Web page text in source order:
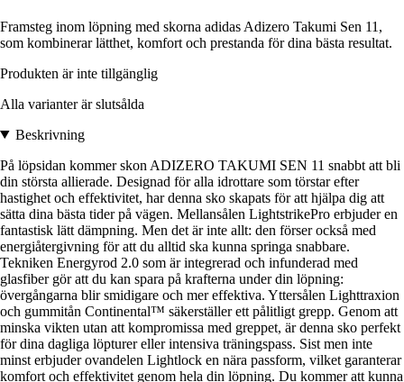
Framsteg inom löpning med skorna adidas Adizero Takumi Sen 11,
som kombinerar lätthet, komfort och prestanda för dina bästa resultat.
Produkten är inte tillgänglig
Alla varianter är slutsålda
Beskrivning
På löpsidan kommer skon ADIZERO TAKUMI SEN 11 snabbt att bli
din största allierade. Designad för alla idrottare som törstar efter
hastighet och effektivitet, har denna sko skapats för att hjälpa dig att
sätta dina bästa tider på vägen. Mellansålen LightstrikePro erbjuder en
fantastisk lätt dämpning. Men det är inte allt: den förser också med
energiåtergivning för att du alltid ska kunna springa snabbare.
Tekniken Energyrod 2.0 som är integrerad och infunderad med
glasfiber gör att du kan spara på krafterna under din löpning:
övergångarna blir smidigare och mer effektiva. Yttersålen Lighttraxion
och gummitån Continental™ säkerställer ett pålitligt grepp. Genom att
minska vikten utan att kompromissa med greppet, är denna sko perfekt
för dina dagliga löpturer eller intensiva träningspass. Sist men inte
minst erbjuder ovandelen Lightlock en nära passform, vilket garanterar
komfort och effektivitet genom hela din löpning. Du kommer att kunna